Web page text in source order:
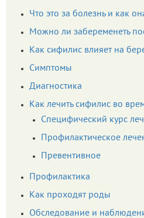
Что это за болезнь и как
Можно ли забеременеть
Как сифилис влияет на
Симптомы
Диагностика
Как лечить сифилис во
Специфический курс
Профилактическое
Превентивное
Профилактика
Как проходят роды
Обследование и